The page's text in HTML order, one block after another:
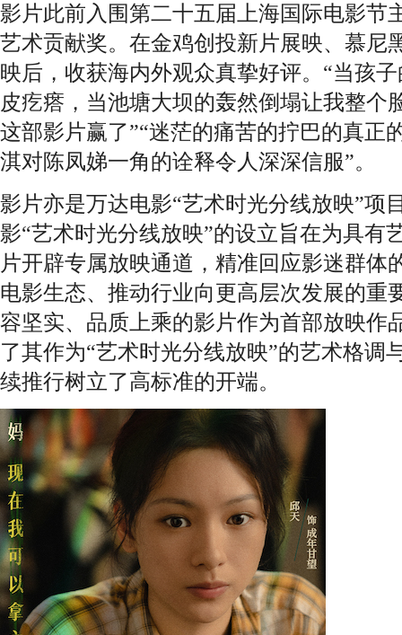
影片此前入围第二十五届上海国际电影节
艺术贡献奖。在金鸡创投新片展映、慕尼
映后，收获海内外观众真挚好评。“当孩
皮疙瘩，当池塘大坝的轰然倒塌让我整个
这部影片赢了”“迷茫的痛苦的拧巴的真正
淇对陈凤娣一角的诠释令人深深信服”。
影片亦是万达电影“艺术时光分线放映”项
影“艺术时光分线放映”的设立旨在为具有
片开辟专属放映通道，精准回应影迷群体
电影生态、推动行业向更高层次发展的重
容坚实、品质上乘的影片作为首部放映作
了其作为“艺术时光分线放映”的艺术格调
续推行树立了高标准的开端。